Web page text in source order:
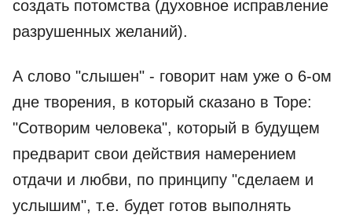
создать потомства (духовное исправление
разрушенных желаний).
А слово "слышен" - говорит нам уже о 6-ом
дне творения, в который сказано в Торе:
"Сотворим человека", который в будущем
предварит свои действия намерением
отдачи и любви, по принципу "сделаем и
услышим", т.е. будет готов выполнять